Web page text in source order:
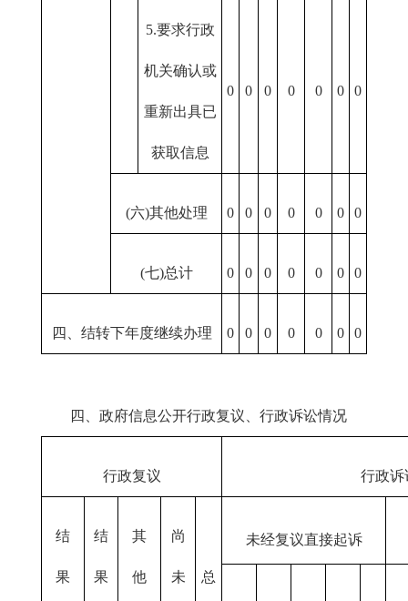
5.要求行政
机关确认或
重新出具已
获取信息
0 0 0 0 0 0 0
(六)其他处理 0 0 0 0 0 0 0
(七)总计 0 0 0 0 0 0 0
四、结转下年度继续办理 0 0 0 0 0 0 0
四、政府信息公开行政复议、行政诉讼情况
行政复议 行政诉
结
果
结
果
其
他
尚
未 总
未经复议直接起诉